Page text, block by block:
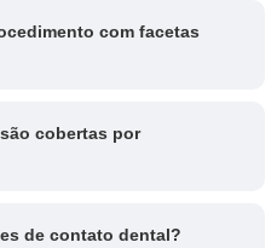
com facetas
cobertas por
de contato dental?